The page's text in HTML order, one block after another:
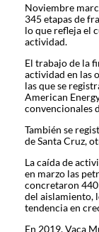
Noviembre
345 etapas de
lo que refleja el
actividad.
El trabajo de la
actividad en las
las que se
American
convencionales
También se
de Santa Cruz,
La caída de
en marzo las
concretaron
del aislamiento,
tendencia en
En 2019, Vaca